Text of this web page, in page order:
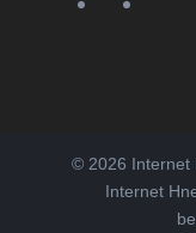
© 2026 Internet
Internet